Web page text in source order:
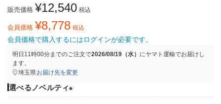
販売価格 ¥12,540 税込
会員価格 ¥8,778 税込
会員価格で購入するにはログインが必要です。
明日 11時00分までのご注文で2026/08/19（水） にヤマト運輸でお届けし
ます。
埼玉県 お届け先を変更
選べるノベルティ